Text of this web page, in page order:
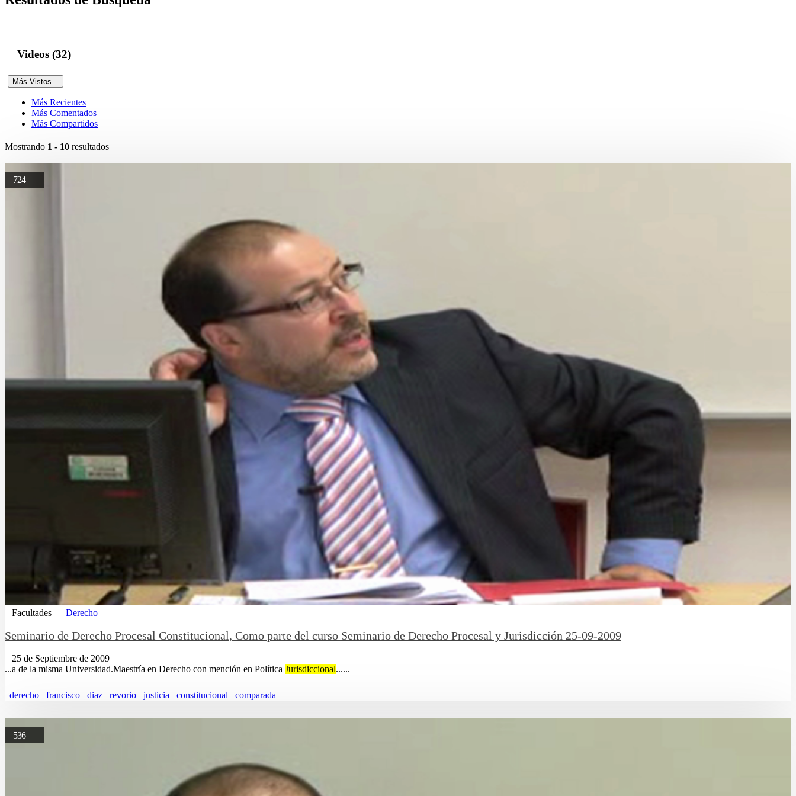
Videos (32)
Más Vistos
Más Recientes
Más Comentados
Más Compartidos
Mostrando 1 - 10 resultados
724
Facultades Derecho
Seminario de Derecho Procesal Constitucional, Como parte del curso Seminario de Derecho Procesal y Jurisdicción 25-09-2009
25 de Septiembre de 2009
...a de la misma Universidad.Maestría en Derecho con mención en Política Jurisdiccional......
derecho francisco diaz revorio justicia constitucional comparada
536